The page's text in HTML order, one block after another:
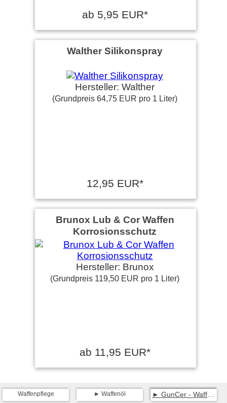
ab 5,95 EUR*
Walther Silikonspray
Hersteller: Walther
(Grundpreis 64,75 EUR pro 1 Liter)
12,95 EUR*
Brunox Lub & Cor Waffen
Korrosionsschutz
Hersteller: Brunox
(Grundpreis 119,50 EUR pro 1 Liter)
ab 11,95 EUR*
Waffenpflege Waffenöl GunCer - Waffenöl mit Keramik-Additiven